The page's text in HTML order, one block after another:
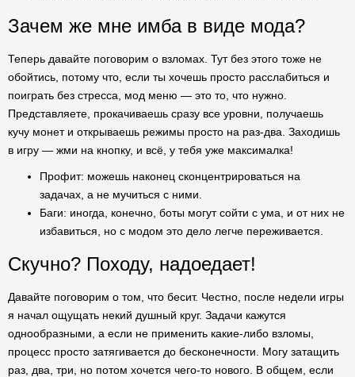
Зачем же мне имба в виде мода?
Теперь давайте поговорим о взломах. Тут без этого тоже не
обойтись, потому что, если ты хочешь просто расслабиться и
поиграть без стресса, мод меню — это то, что нужно.
Представляете, прокачиваешь сразу все уровни, получаешь
кучу монет и открываешь режимы просто на раз-два. Заходишь
в игру — жми на кнопку, и всё, у тебя уже максималка!
Профит: можешь наконец сконцентрироваться на
задачах, а не мучиться с ними.
Баги: иногда, конечно, боты могут сойти с ума, и от них не
избавиться, но с модом это дело легче переживается.
Скучно? Походу, надоедает!
Давайте поговорим о том, что бесит. Честно, после недели игры
я начал ощущать некий душный круг. Задачи кажутся
однообразными, а если не применить какие-либо взломы,
процесс просто затягивается до бесконечности. Могу затащить
раз, два, три, но потом хочется чего-то нового. В общем, если